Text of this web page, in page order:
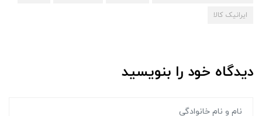
ایرانیک کالا
دیدگاه خود را بنویسید